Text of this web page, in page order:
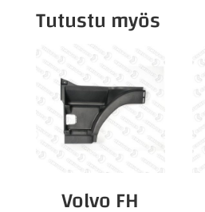
Tutustu myös
Volvo FH